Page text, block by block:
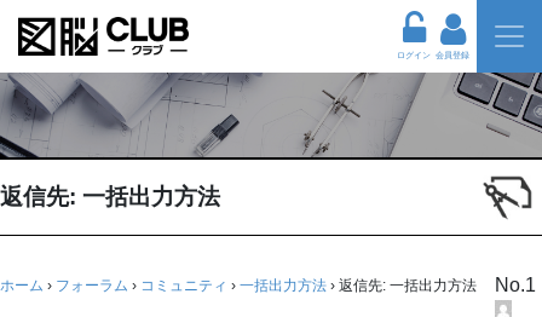
ログイン 会員登録
返信先: 一括出力方法
ホーム › フォーラム › コミュニティ › 一括出力方法 › 返信先: 一括出力方法 No.1